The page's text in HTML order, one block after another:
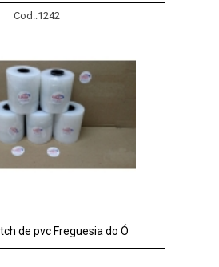
Cod.:1242
de pvc Freguesia do Ó